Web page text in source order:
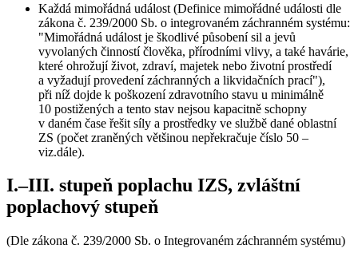
Každá mimořádná událost (Definice mimořádné události dle
zákona č. 239/2000 Sb. o integrovaném záchranném systému:
"Mimořádná událost je škodlivé působení sil a jevů
vyvolaných činností člověka, přírodními vlivy, a také havárie,
které ohrožují život, zdraví, majetek nebo životní prostředí
a vyžadují provedení záchranných a likvidačních prací"),
při níž dojde k poškození zdravotního stavu u minimálně
10 postižených a tento stav nejsou kapacitně schopny
v daném čase řešit síly a prostředky ve službě dané oblastní
ZS (počet zraněných většinou nepřekračuje číslo 50 –
viz.dále).
I.–III. stupeň poplachu IZS, zvláštní
poplachový stupeň
(Dle zákona č. 239/2000 Sb. o Integrovaném záchranném systému)